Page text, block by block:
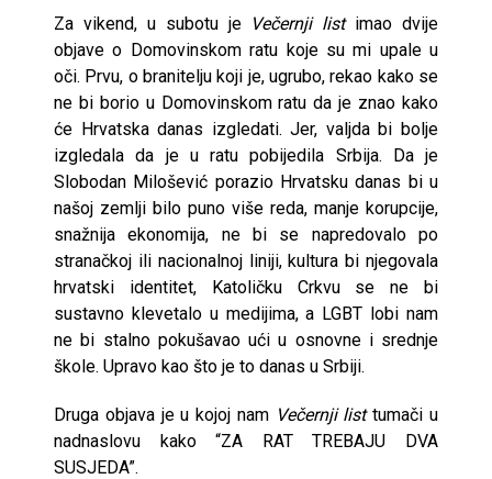
Za vikend, u subotu je Večernji listimao dvije
objave o Domovinskom ratu koje su mi upale u
oči. Prvu, o branitelju koji je, ugrubo, rekao kako se
ne bi borio u Domovinskom ratu da je znao kako
će Hrvatska danas izgledati. Jer, valjda bi bolje
izgledala da je u ratu pobijedila Srbija. Da je
Slobodan Milošević porazio Hrvatsku danas bi u
našoj zemlji bilo puno više reda, manje korupcije,
snažnija ekonomija, ne bi se napredovalo po
stranačkoj ili nacionalnoj liniji, kultura bi njegovala
hrvatski identitet, Katoličku Crkvu se ne bi
sustavno klevetalo u medijima, a LGBT lobi nam
ne bi stalno pokušavao ući u osnovne i srednje
škole. Upravo kao što je to danas u Srbiji.
Druga objava je u kojoj nam Večernji listtumači u
nadnaslovu kako “ZA RAT TREBAJU DVA
SUSJEDA”.